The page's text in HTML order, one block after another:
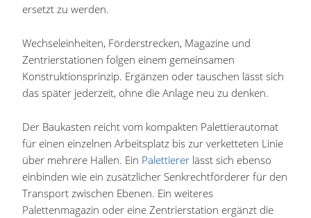
ersetzt zu werden.
Wechseleinheiten, Förderstrecken, Magazine und
Zentrierstationen folgen einem gemeinsamen
Konstruktionsprinzip. Ergänzen oder tauschen lässt sich
das später jederzeit, ohne die Anlage neu zu denken.
Der Baukasten reicht vom kompakten Palettierautomat
für einen einzelnen Arbeitsplatz bis zur verketteten Linie
über mehrere Hallen. Ein Palettierer lässt sich ebenso
einbinden wie ein zusätzlicher Senkrechtförderer für den
Transport zwischen Ebenen. Ein weiteres
Palettenmagazin oder eine Zentrierstation ergänzt die